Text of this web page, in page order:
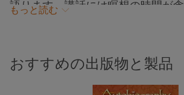
語ります。講話には瞑想の時間が含
霊的な道を歩む上で、私たちが内
て代わります。瞑想を実践し人生
につれ、直面する状況すべてが私
のです。この講話はSRFハリウッド
もっと読む
おすすめの出版物と製品